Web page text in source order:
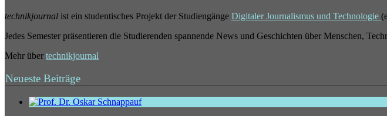
technikjournal ist ein studentisches Projekt der Studiengänge Digitaler Journalismus und Technologie
Jedes Semester präsentieren die Studierenden spannende News und Geschichten über Menschen,
Mehr über technikjournal
Neueste Beiträge